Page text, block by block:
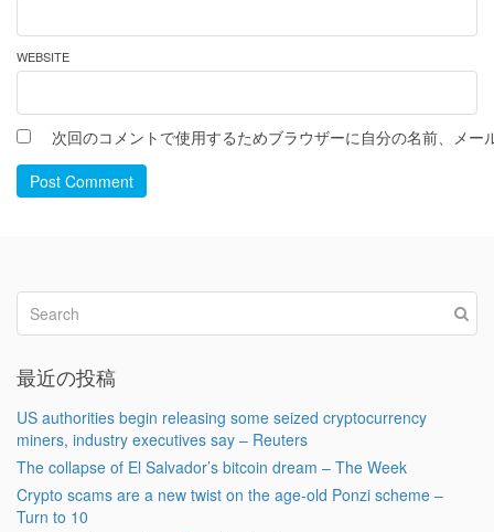
WEBSITE
次回のコメントで使用するためブラウザーに自分の名前、メー
Post Comment
最近の投稿
US authorities begin releasing some seized cryptocurrency
miners, industry executives say – Reuters
The collapse of El Salvador’s bitcoin dream – The Week
Crypto scams are a new twist on the age-old Ponzi scheme –
Turn to 10